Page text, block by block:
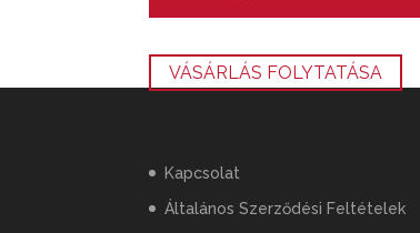
VÁSÁRLÁS FOLYTATÁSA
Kapcsolat
Általános Szerződési Feltételek